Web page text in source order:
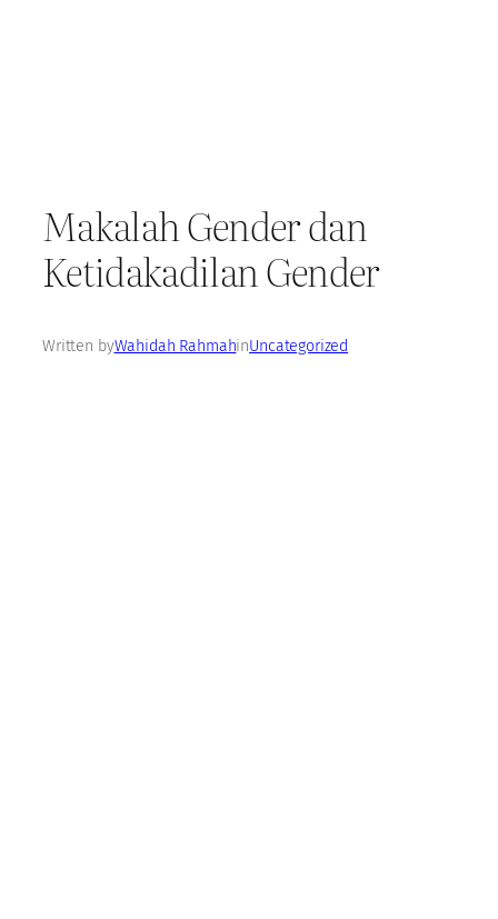
Makalah Gender dan
Ketidakadilan Gender
Written byWahidah RahmahinUncategorized